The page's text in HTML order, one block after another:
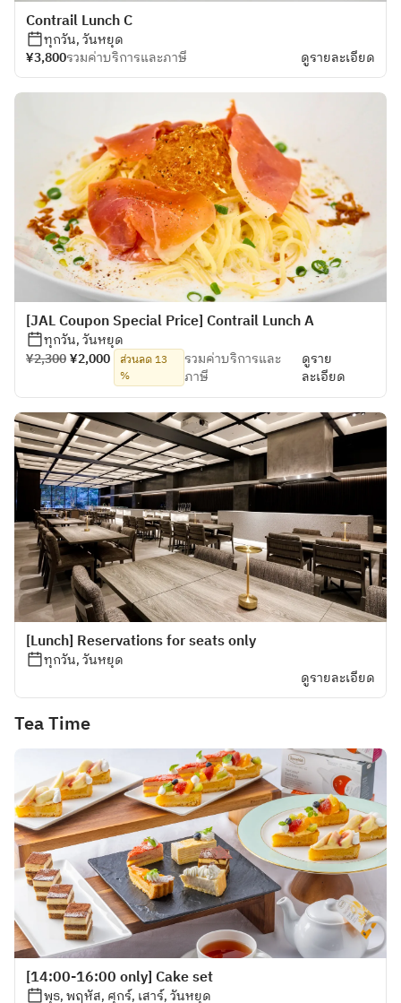
Contrail Lunch C
ทุกวัน, วันหยุด
¥3,800รวมค่าบริการและภาษี ดูรายละเอียด
[JAL Coupon Special Price] Contrail Lunch A
ทุกวัน, วันหยุด
¥2,300 ¥2,000
ส่วนลด 13
%
รวมค่าบริการและ
ภาษี
ดูราย
ละเอียด
[Lunch] Reservations for seats only
ทุกวัน, วันหยุด
ดูรายละเอียด
Tea Time
[14:00-16:00 only] Cake set
พุธ, พฤหัส, ศุกร์, เสาร์, วันหยุด